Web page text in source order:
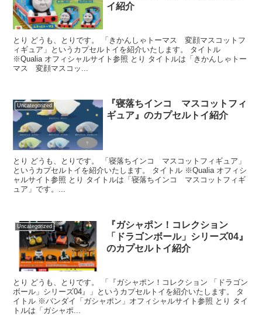
イ紹介
とり どうも、とりです。 「きかんしゃトーマス 変顔マスコットフ
ィギュア」というカプセルトイを紹介いたします。 タイトル
※Qualia オフィシャルサイト参照 とり タイトルは「きかんしゃトー
マス 変顔マスコッ...
Uncategorized
『寝落ちインコ マスコットフィ
ギュア』のカプセルトイ紹介
とり どうも、とりです。 「寝落ちインコ マスコットフィギュア」
というカプセルトイを紹介いたします。 タイトル ※Qualia オフィシ
ャルサイト参照 とり タイトルは「寝落ちインコ マスコットフィギ
ュア」です。...
Uncategorized
『ガシャポン！コレクション
「ドラゴンボール」シリーズ04』
のカプセルトイ紹介
とり どうも、とりです。 「『ガシャポン！コレクション 「ドラゴン
ボール」シリーズ04』」というカプセルトイを紹介いたします。 タ
イトル ※バンダイ「ガシャポン」オフィシャルサイト参照 とり タイ
トルは「ガシャポ...